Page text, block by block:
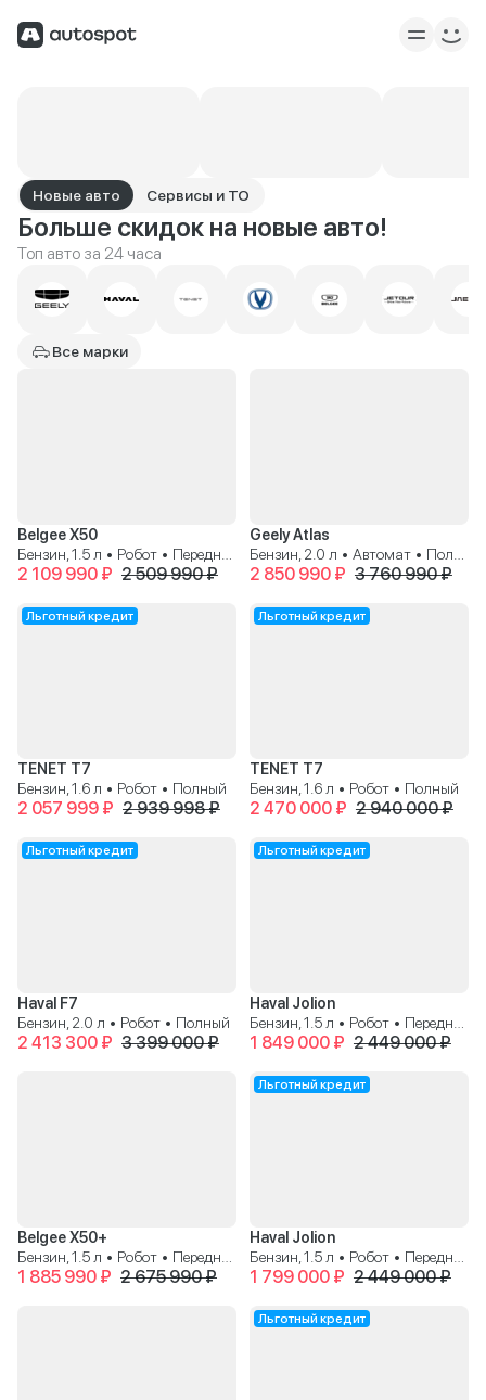
Новые авто Сервисы и ТО
Больше скидок на новые авто!
Топ авто за 24 часа
Все марки
Belgee X50
2 109 990 ₽ 2 509 990 ₽
Geely Atlas
2 850 990 ₽ 3 760 990 ₽
Льготный кредит
TENET T7
Бензин, 1.6 л • Робот • Полный
2 057 999 ₽ 2 939 998 ₽
Льготный кредит
TENET T7
Бензин, 1.6 л • Робот • Полный
2 470 000 ₽ 2 940 000 ₽
Льготный кредит
Haval F7
Бензин, 2.0 л • Робот • Полный
2 413 300 ₽ 3 399 000 ₽
Льготный кредит
Haval Jolion
1 849 000 ₽ 2 449 000 ₽
Belgee X50+
1 885 990 ₽ 2 675 990 ₽
Льготный кредит
Haval Jolion
1 799 000 ₽ 2 449 000 ₽
Льготный кредит